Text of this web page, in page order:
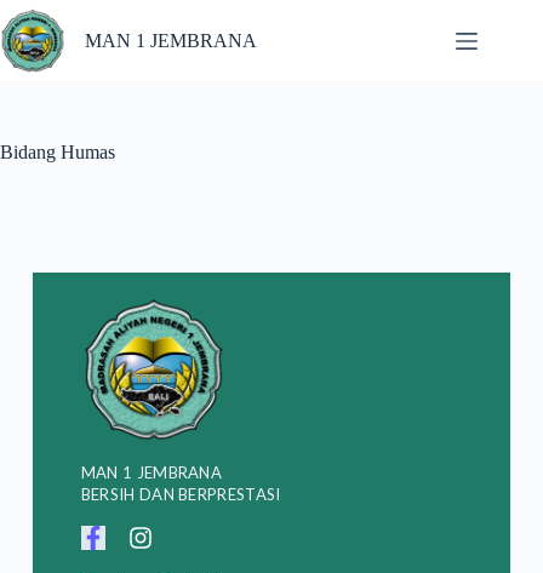
MAN 1 JEMBRANA
Bidang Humas
MAN 1 JEMBRANA
BERSIH DAN BERPRESTASI